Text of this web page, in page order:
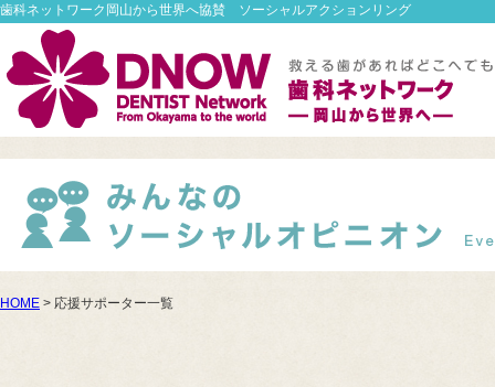
歯科ネットワーク岡山から世界へ協賛 ソーシャルアクションリング
HOME > 応援サポーター一覧